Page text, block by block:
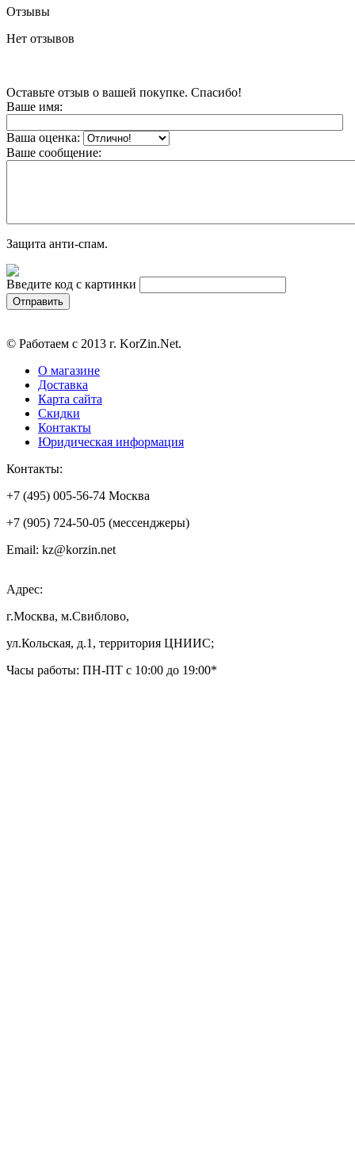
Отзывы
Нет отзывов
Оставьте отзыв о вашей покупке. Спасибо!
Ваше имя:
Ваша оценка:
Ваше сообщение:
Защита анти-спам.
Введите код с картинки
© Работаем с 2013 г. KorZin.Net.
О магазине
Доставка
Карта сайта
Скидки
Контакты
Юридическая информация
Контакты:
+7 (495) 005-56-74 Москва
+7 (905) 724-50-05 (мессенджеры)
Email: kz@korzin.net
Адрес:
г.Москва, м.Свиблово,
ул.Кольская, д.1, территория ЦНИИС;
Часы работы: ПН-ПТ с 10:00 до 19:00*